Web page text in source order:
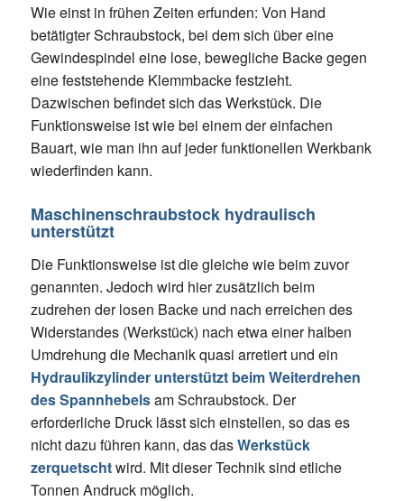
Wie einst in frühen Zeiten erfunden: Von Hand
betätigter Schraubstock, bei dem sich über eine
Gewindespindel eine lose, bewegliche Backe gegen
eine feststehende Klemmbacke festzieht.
Dazwischen befindet sich das Werkstück. Die
Funktionsweise ist wie bei einem der einfachen
Bauart, wie man ihn auf jeder funktionellen Werkbank
wiederfinden kann.
Maschinenschraubstock hydraulisch
unterstützt
Die Funktionsweise ist die gleiche wie beim zuvor
genannten. Jedoch wird hier zusätzlich beim
zudrehen der losen Backe und nach erreichen des
Widerstandes (Werkstück) nach etwa einer halben
Umdrehung die Mechanik quasi arretiert und ein
Hydraulikzylinder unterstützt beim Weiterdrehen
des Spannhebelsam Schraubstock. Der
erforderliche Druck lässt sich einstellen, so das es
nicht dazu führen kann, das dasWerkstück
zerquetschtwird. Mit dieser Technik sind etliche
Tonnen Andruck möglich.